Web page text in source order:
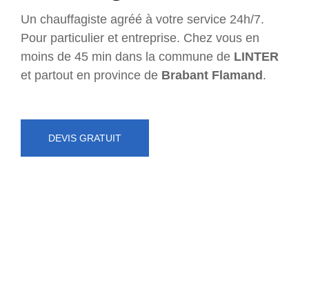
Un chauffagiste agréé à votre service 24h/7.
Pour particulier et entreprise. Chez vous en
moins de 45 min dans la commune de LINTER
et partout en province de Brabant Flamand .
DEVIS GRATUIT